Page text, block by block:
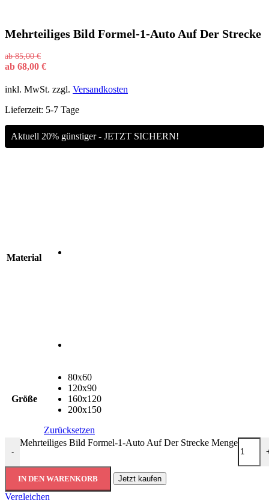
Mehrteiliges Bild Formel-1-Auto Auf Der Strecke
ab85,00€
ab 68,00 €
inkl. MwSt. zzgl. Versandkosten
Lieferzeit: 5-7 Tage
Aktuell 20% günstiger - JETZT SICHERN!
Material
Größe
80x60
120x90
160x120
200x150
Zurücksetzen
-
Mehrteiliges Bild Formel-1-Auto Auf Der Strecke Menge
IN DEN WARENKORB Jetzt kaufen
Vergleichen